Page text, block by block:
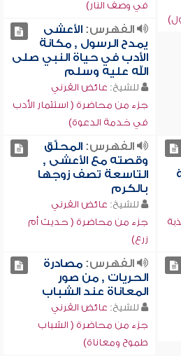
في وصف النار)
الفهرس:الأعشى
يمدح الرسول , مكانة
الأدب في حياة النبي صلى
الله عليه وسلم
للشيخ: عائض القرني
جزء من محاضرة ( استثمار الأدب
في خدمة الدعوة)
الفهرس:المحلِّق
وقصته مع الأعشى ,
التاسعة تصف زوجها
بالكرم
للشيخ: عائض القرني
جزء من محاضرة ( حديث أم
زرع)
الفهرس:مصادرة
الحريات , من صور
المعاناة عند الشباب
للشيخ: عائض القرني
جزء من محاضرة ( الشباب
طموح ومعاناة)